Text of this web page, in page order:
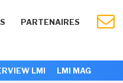
PARTENAIRES
LMI LMI MAG